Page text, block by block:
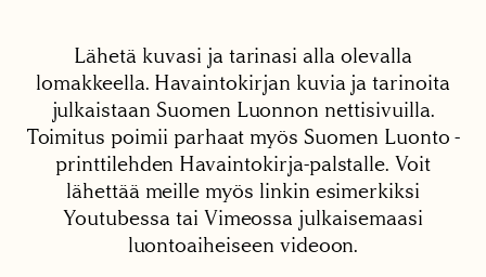
Lähetä kuvasi ja tarinasi alla olevalla
lomakkeella. Havaintokirjan kuvia ja tarinoita
julkaistaan Suomen Luonnon nettisivuilla.
Toimitus poimii parhaat myös Suomen Luonto -
printtilehden Havaintokirja-palstalle. Voit
lähettää meille myös linkin esimerkiksi
Youtubessa tai Vimeossa julkaisemaasi
luontoaiheiseen videoon.